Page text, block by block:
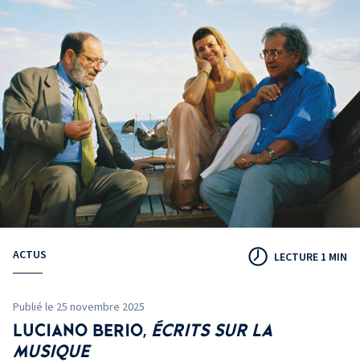
ACTUS LECTURE 1 MIN
Publié le 25 novembre 2025
LUCIANO BERIO, ÉCRITS SUR LA
MUSIQUE